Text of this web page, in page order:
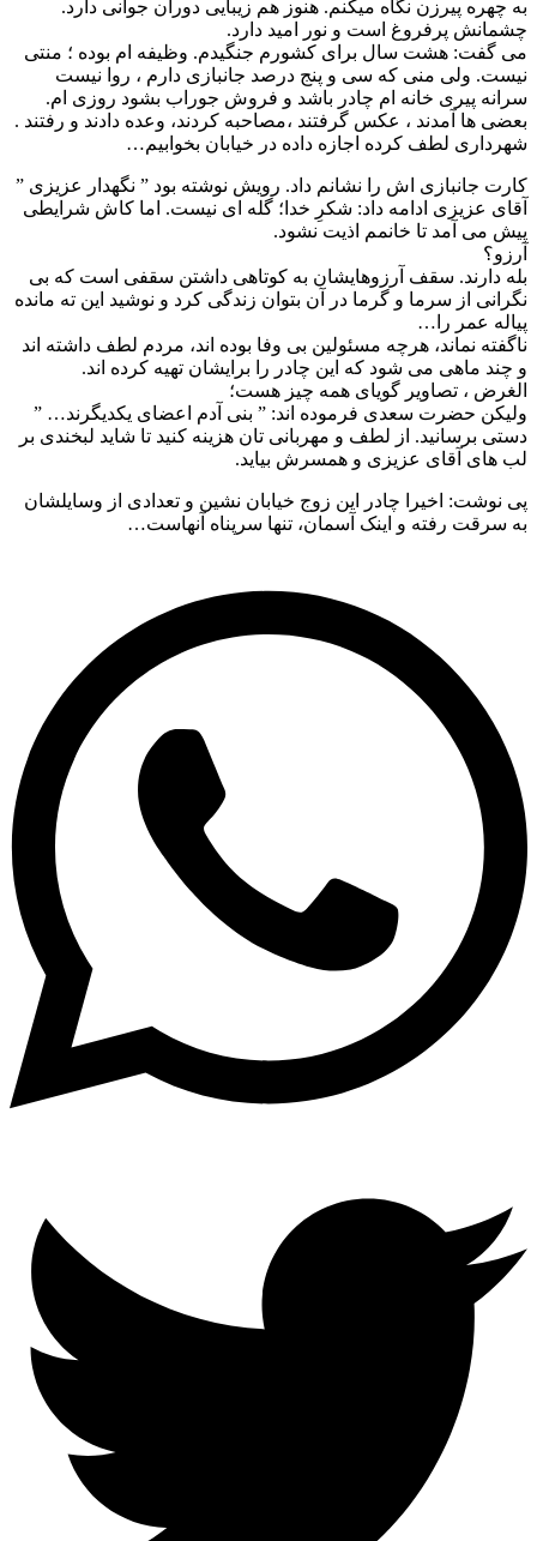
پیرزن نگاه میکنم. هنوز هم زیبایی دوران جوانی دارد.
پرفروغ است و نور امید دارد.
هشت سال برای کشورم جنگیدم. وظیفه ام بوده ؛ منتی
ولی منی که سی و پنج درصد جانبازی دارم ، روا نیست
پیری خانه ام چادر باشد و فروش جوراب بشود روزی ام.
ها آمدند ، عکس گرفتند ،مصاحبه کردند، وعده دادند و رفتند .
لطف کرده اجازه داده در خیابان بخوابیم…
جانبازی اش را نشانم داد. رویش نوشته بود ” نگهدار عزیزی ”
عزیزی ادامه داد: شکرِ خدا؛ گله ای نیست. اما کاش شرایطی
آمد تا خانمم اذیت نشود.
سقف آرزوهایشان به کوتاهی داشتن سقفی است که بی
از سرما و گرما در آن بتوان زندگی کرد و نوشید این ته مانده
عمر را…
نماند، هرچه مسئولین بی وفا بوده اند، مردم لطف داشته اند
ماهی می شود که این چادر را برایشان تهیه کرده اند.
، تصاویر گویای همه چیز هست؛
حضرت سعدی فرموده اند: ” بنی آدم اعضای یکدیگرند… ”
برسانید. از لطف و مهربانی تان هزینه کنید تا شاید لبخندی بر
آقای عزیزی و همسرش بیاید.
اخیرا چادر این زوج خیابان نشین و تعدادی از وسایلشان
رفته و اینک آسمان، تنها سرپناه آنهاست…